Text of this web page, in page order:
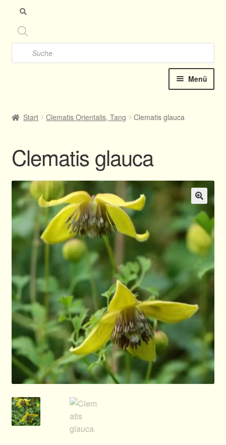
Products
search
Menü
Katalog online 2025
Kontakt
Termine
Allgemeines
Über Clematis
Über uns
Warenkorb
Start Clematis Orientalis, Tang Clematis glauca
Clematis glauca
🔍